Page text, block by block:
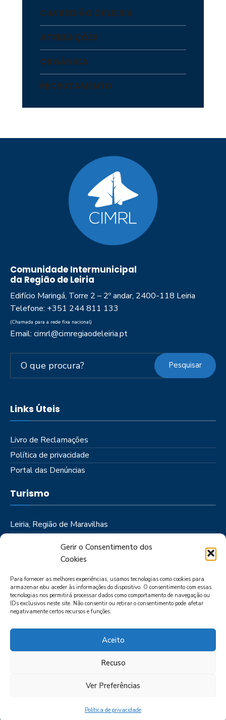
Gerir o Consentimento dos
Cookies
Para fornecer as melhores experiências, usamos tecnologias como cookies para
armazenar e/ou aceder às informações do dispositivo. O consentimento com essas
tecnologias nos permitirá processar dados como comportamento de navegação ou
IDs exclusivos neste site. Não consentir ou retirar o consentimento pode afetar
negativamente certos recursos e funções.
Aceito
Recuso
Ver Preferências
Política de privacidade
CIM REGIÃO DE LEIRIA
ATRIBUIÇÕES
ORGÂNICA
RECRUTAMENTO
Comunidade Intermunicipal
da Região de Leiria
Edifício Maringá, Torre 2 – 2º andar, 2400-118 Leiria
Telefone: +351 244 811 133
(Chamada para a rede fixa nacional)
Email: cimrl@cimregiaodeleiria.pt
Pesquisar
Links Úteis
Livro de Reclamações
Política de privacidade
Portal das Denúncias
Turismo
Leiria, Região de Maravilhas
Roteiros
POLÍTICA DE PRIVACIDADE
DAS DENÚNCIAS